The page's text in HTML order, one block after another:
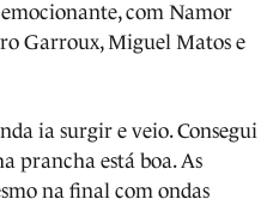
com Namor
Garroux, Miguel Matos e
ia surgir e veio. Consegui
prancha está boa. As
na final com ondas